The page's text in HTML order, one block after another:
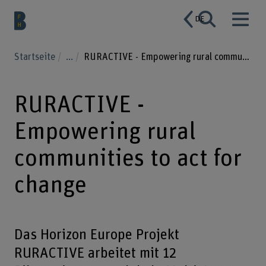
DE
Startseite ... RURACTIVE - Empowering rural communities to act for change
RURACTIVE -
Empowering rural
communities to act for
change
Das Horizon Europe Projekt
RURACTIVE arbeitet mit 12